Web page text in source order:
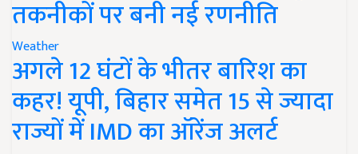
तकनीकों पर बनी नई रणनीति
Weather
अगले 12 घंटों के भीतर बारिश का
कहर! यूपी, बिहार समेत 15 से ज्यादा
राज्यों में IMD का ऑरेंज अलर्ट